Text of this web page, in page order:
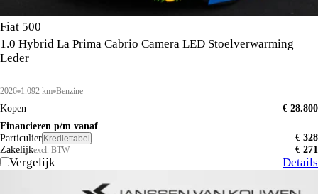
Fiat 500
1.0 Hybrid La Prima Cabrio Camera LED Stoelverwarming
Leder
2026 1.092 km Benzine
Kopen
€ 28.800
Financieren p/m vanaf
Particulier Krediettabel
€ 328
Zakelijkexcl. BTW € 271
Vergelijk Details